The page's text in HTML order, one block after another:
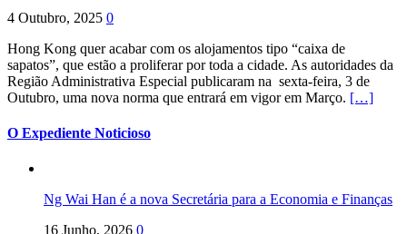
4 Outubro, 2025 0
Hong Kong quer acabar com os alojamentos tipo “caixa de
sapatos”, que estão a proliferar por toda a cidade. As autoridades da
Região Administrativa Especial publicaram na sexta-feira, 3 de
Outubro, uma nova norma que entrará em vigor em Março. […]
O Expediente Noticioso
Ng Wai Han é a nova Secretária para a Economia e Finanças
16 Junho, 2026 0